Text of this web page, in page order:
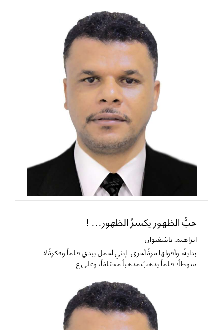
حبُّ الظهور يكسرُ الظهور... !
ابراهيم باشغيوان
​بدايةً، وأقولها مرةً أخرى: إنني أحمل بيدي قلماً وفكرةً لا
سوطاً؛ قلماً يذهبُ مذهباً مختلفاً، وعلى غ...